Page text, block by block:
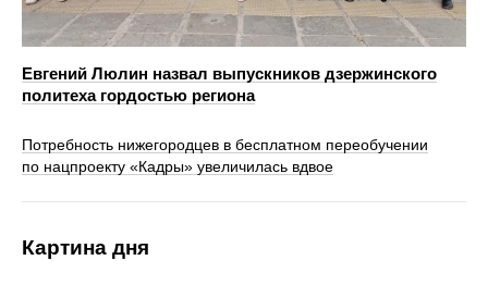
Евгений Люлин назвал выпускников дзержинского
политеха гордостью региона
Потребность нижегородцев в бесплатном переобучении
по нацпроекту «Кадры» увеличилась вдвое
Картина дня